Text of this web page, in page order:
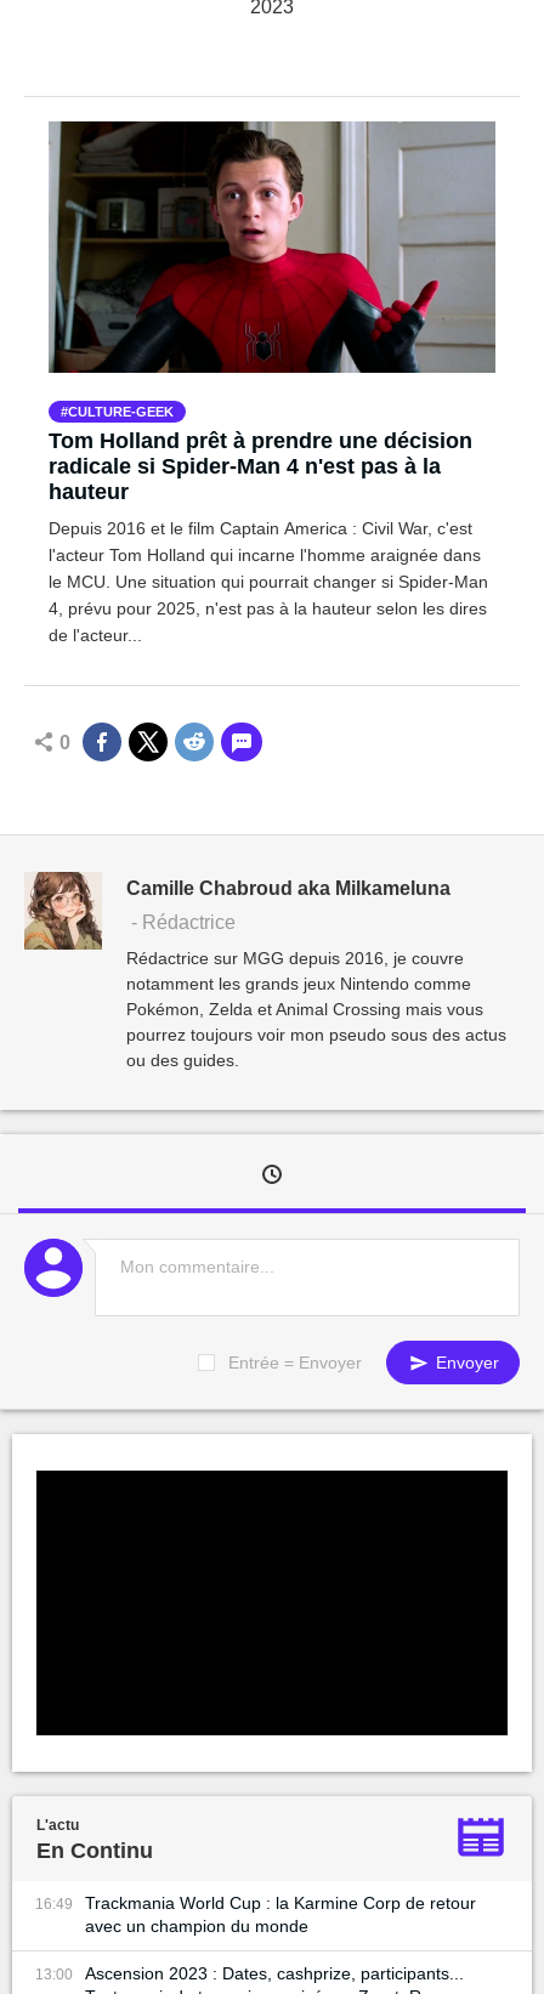
2023
CULTURE-GEEK
Tom Holland prêt à prendre une décision
radicale si Spider-Man 4 n'est pas à la
hauteur
Depuis 2016 et le film Captain America : Civil War, c'est
l'acteur Tom Holland qui incarne l'homme araignée dans
le MCU. Une situation qui pourrait changer si Spider-Man
4, prévu pour 2025, n'est pas à la hauteur selon les dires
de l'acteur...
0
Camille Chabroud aka Milkameluna
- Rédactrice
Rédactrice sur MGG depuis 2016, je couvre
notamment les grands jeux Nintendo comme
Pokémon, Zelda et Animal Crossing mais vous
pourrez toujours voir mon pseudo sous des actus
ou des guides.
Entrée = Envoyer Envoyer
L'actu
En Continu
16:49
Trackmania World Cup : la Karmine Corp de retour
avec un champion du monde
13:00
Ascension 2023 : Dates, cashprize, participants...